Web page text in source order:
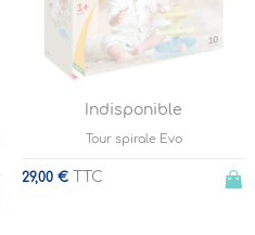
Indisponible
Tour spirale Evo
29,00 € TTC